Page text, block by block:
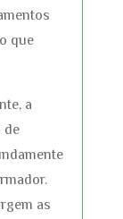
que
a
de
as